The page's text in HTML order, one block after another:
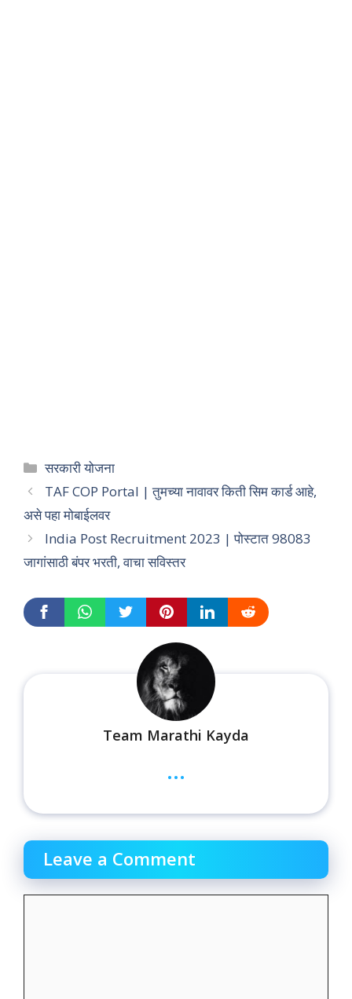
Categories
सरकारी योजना
TAF COP Portal | तुमच्या नावावर किती सिम कार्ड आहे,
असे पहा मोबाईलवर
India Post Recruitment 2023 | पोस्टात 98083
जागांसाठी बंपर भरती, वाचा सविस्तर
Team Marathi Kayda
...
Leave a Comment